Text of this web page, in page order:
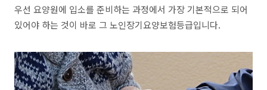
우선 요양원에 입소를 준비하는 과정에서 가장 기본적으로 되어
있어야 하는 것이 바로 그 노인장기요양보험등급입니다.